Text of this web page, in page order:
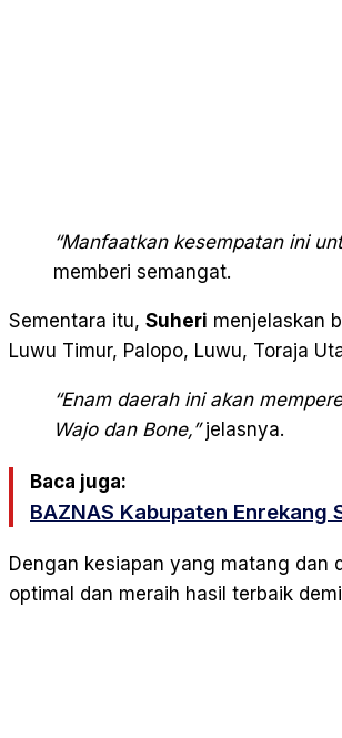
“Manfaatkan kesempatan ini
memberi semangat.
Sementara itu, Suheri menjelaskan
Luwu Timur, Palopo, Luwu, Toraja
“Enam daerah ini akan
Wajo dan Bone,”jelasnya.
Baca juga:
BAZNAS Kabupaten Enrekang
Dengan kesiapan yang matang dan
optimal dan meraih hasil terbaik